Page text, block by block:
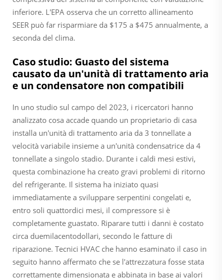
inferiore. L'EPA osserva che un corretto allineamento
SEER può far risparmiare da $175 a $475 annualmente, a
seconda del clima.
Caso studio: Guasto del sistema
causato da un'unità di trattamento aria
e un condensatore non compatibili
In uno studio sul campo del 2023, i ricercatori hanno
analizzato cosa accade quando un proprietario di casa
installa un'unità di trattamento aria da 3 tonnellate a
velocità variabile insieme a un'unità condensatrice da 4
tonnellate a singolo stadio. Durante i caldi mesi estivi,
questa combinazione ha creato gravi problemi di ritorno
del refrigerante. Il sistema ha iniziato quasi
immediatamente a sviluppare serpentini congelati e,
entro soli quattordici mesi, il compressore si è
completamente guastato. Riparare tutti i danni è costato
circa duemilacentodollari, secondo le fatture di
riparazione. Tecnici HVAC che hanno esaminato il caso in
seguito hanno affermato che se l'attrezzatura fosse stata
correttamente dimensionata e abbinata in base ai valori